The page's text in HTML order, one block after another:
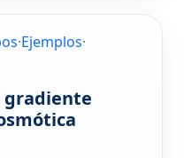
·Ejemplos·
gradiente